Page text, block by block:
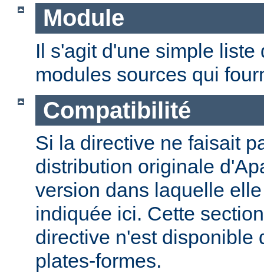
Module
Il s'agit d'une simple liste
modules sources qui
Compatibilité
Si la directive ne faisait
distribution originale
version dans laquelle
indiquée ici. Cette
directive n'est disponible
plates-formes.